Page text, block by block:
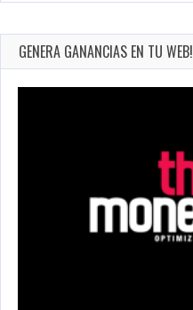
GENERA GANANCIAS EN TU WEB!